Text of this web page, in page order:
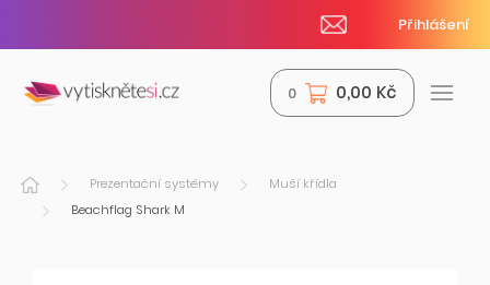
Přihlášení
0 0,00 Kč
Prezentační systémy
Muší křídla
Beachflag Shark M